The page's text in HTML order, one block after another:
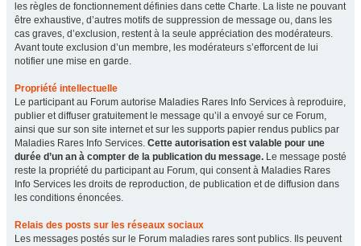
les règles de fonctionnement définies dans cette Charte. La liste ne pouvant
être exhaustive, d’autres motifs de suppression de message ou, dans les
cas graves, d’exclusion, restent à la seule appréciation des modérateurs.
Avant toute exclusion d’un membre, les modérateurs s’efforcent de lui
notifier une mise en garde.
Propriété intellectuelle
Le participant au Forum autorise Maladies Rares Info Services à reproduire,
publier et diffuser gratuitement le message qu’il a envoyé sur ce Forum,
ainsi que sur son site internet et sur les supports papier rendus publics par
Maladies Rares Info Services. Cette autorisation est valable pour une
durée d’un an à compter de la publication du message. Le message posté
reste la propriété du participant au Forum, qui consent à Maladies Rares
Info Services les droits de reproduction, de publication et de diffusion dans
les conditions énoncées.
Relais des posts sur les réseaux sociaux
Les messages postés sur le Forum maladies rares sont publics. Ils peuvent